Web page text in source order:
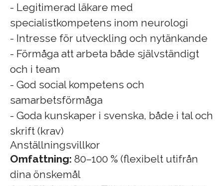
- Legitimerad läkare med
specialistkompetens inom neurologi
- Intresse för utveckling och nytänkande
- Förmåga att arbeta både självständigt
och i team
- God social kompetens och
samarbetsförmåga
- Goda kunskaper i svenska, både i tal och
skrift (krav)
Anställningsvillkor
Omfattning: 80–100 % (flexibelt utifrån
dina önskemål